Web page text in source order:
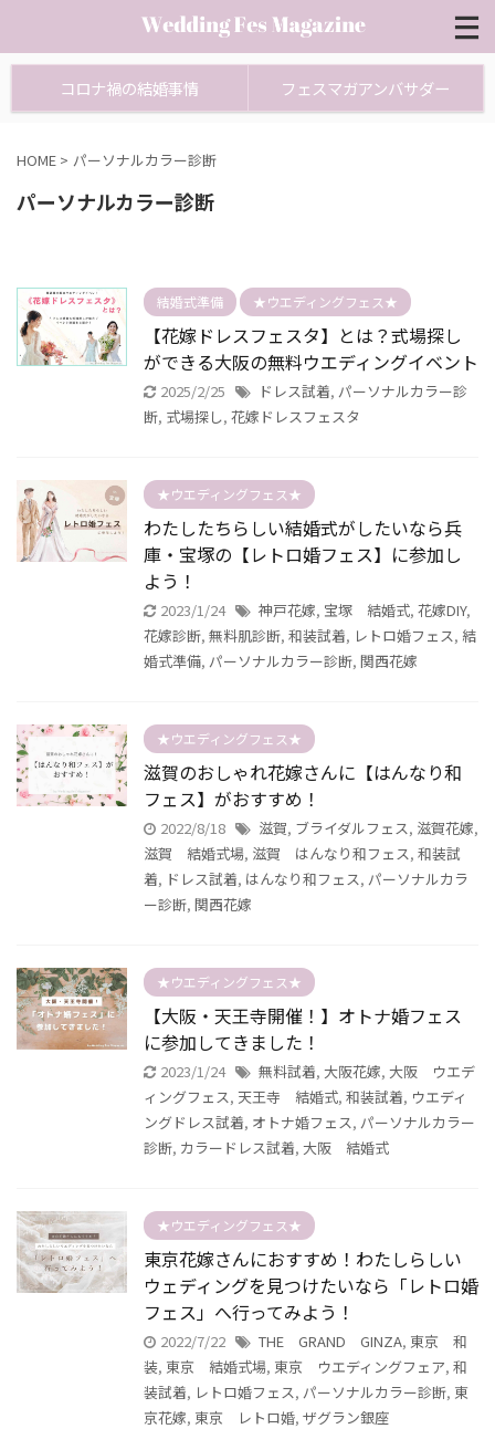
コロナ禍の結婚事情 フェスマガアンバサダー
HOME > パーソナルカラー診断
パーソナルカラー診断
結婚式準備 ★ウエディングフェス★
【花嫁ドレスフェスタ】とは？式場探し
ができる大阪の無料ウエディングイベント
2025/2/25 ドレス試着, パーソナルカラー診
断, 式場探し, 花嫁ドレスフェスタ
★ウエディングフェス★
わたしたちらしい結婚式がしたいなら兵
庫・宝塚の【レトロ婚フェス】に参加し
よう！
2023/1/24 神戸花嫁, 宝塚 結婚式, 花嫁DIY,
花嫁診断, 無料肌診断, 和装試着, レトロ婚フェス, 結
婚式準備, パーソナルカラー診断, 関西花嫁
★ウエディングフェス★
滋賀のおしゃれ花嫁さんに【はんなり和
フェス】がおすすめ！
2022/8/18 滋賀, ブライダルフェス, 滋賀花嫁,
滋賀 結婚式場, 滋賀 はんなり和フェス, 和装試
着, ドレス試着, はんなり和フェス, パーソナルカラ
ー診断, 関西花嫁
★ウエディングフェス★
【大阪・天王寺開催！】オトナ婚フェス
に参加してきました！
2023/1/24 無料試着, 大阪花嫁, 大阪 ウエデ
ィングフェス, 天王寺 結婚式, 和装試着, ウエディ
ングドレス試着, オトナ婚フェス, パーソナルカラー
診断, カラードレス試着, 大阪 結婚式
★ウエディングフェス★
東京花嫁さんにおすすめ！わたしらしい
ウェディングを見つけたいなら「レトロ婚
フェス」へ行ってみよう！
2022/7/22 THE GRAND GINZA, 東京 和
装, 東京 結婚式場, 東京 ウエディングフェア, 和
装試着, レトロ婚フェス, パーソナルカラー診断, 東
京花嫁, 東京 レトロ婚, ザグラン銀座